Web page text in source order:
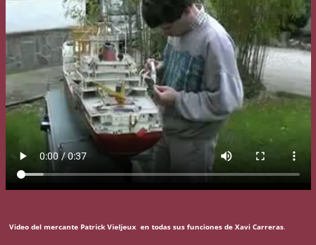
Video del mercante Patrick Vieljeux en todas sus funciones de Xavi Carreras.